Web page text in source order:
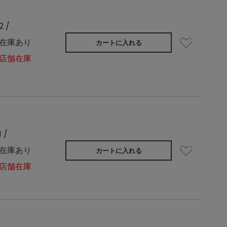
/
庫あり
舗在庫
カートに入れる
/
庫あり
舗在庫
カートに入れる